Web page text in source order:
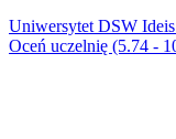
Uniwersytet DSW Ideis
Oceń uczelnię (5.74 -